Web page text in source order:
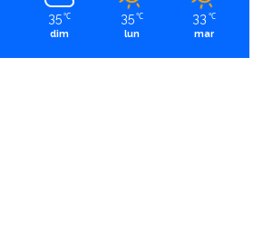
35 ℃
dim
35 ℃
lun
33 ℃
mar